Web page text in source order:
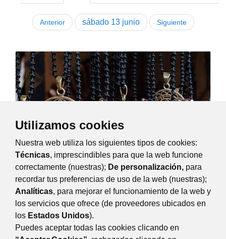
Utilizamos cookies
Nuestra web utiliza los siguientes tipos de cookies:
Técnicas, imprescindibles para que la web funcione
correctamente (nuestras); De personalización, para
recordar tus preferencias de uso de la web (nuestras);
Analíticas, para mejorar el funcionamiento de la web y
los servicios que ofrece (de proveedores ubicados en
los Estados Unidos).
Puedes aceptar todas las cookies clicando en
Anterior sábado 13 junio Siguiente
Mercado de Artesanía
sábado, 13 junio 2026 11:00-15:00
Como todos los segundos sábados de mes, la...
Plaza Mayor, 3, Majadahonda